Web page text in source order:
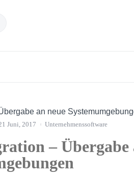
an neue
Juni, 2017 Unternehmenssoftware
– Übergabe